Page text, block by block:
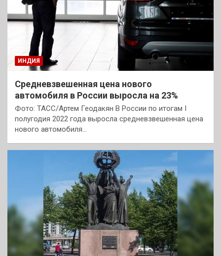
ИНДИЯ
Средневзвешенная цена нового
автомобиля в России выросла на 23%
Фото: ТАСС/Артем Геодакян В России по итогам I
полугодия 2022 года выросла средневзвешенная цена
нового автомобиля…